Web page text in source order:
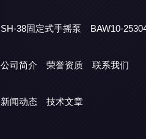
SH-38固定式手摇泵
BAW10-
公司简介 荣誉资质 联系我们
新闻动态 技术文章